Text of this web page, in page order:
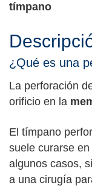
tímpano
¿Qué es una
La perforación
orificio en la
El tímpano
suele curarse
algunos casos,
a una cirugía